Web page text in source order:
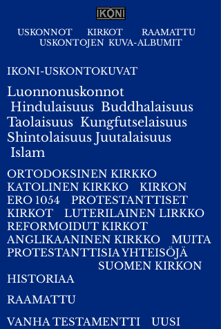
USKONNOT KIRKOT
RAAMATTU
USKONTOJEN KUVA-ALBUMIT
IKONI-USKONTOKUVAT
Luonnonuskonnot
Hindulaisuus Buddhalaisuus
Taolaisuus Kungfutselaisuus
Shintolaisuus Juutalaisuus
Islam
ORTODOKSINEN KIRKKO
KATOLINEN KIRKKO
KIRKON
ERO 1054
PROTESTANTTISET
KIRKOT
LUTERILAINEN LIRKKO
REFORMOIDUT KIRKOT
ANGLIKAANINEN KIRKKO
MUITA
PROTESTANTTISIA YHTEISÖJÄ
SUOMEN KIRKON
HISTORIAA
RAAMATTU
VANHA TESTAMENTTI
UUSI